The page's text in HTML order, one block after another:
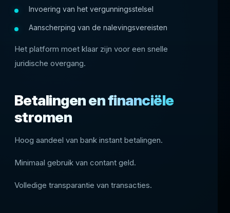
Invoering van het vergunningsstelsel
Aanscherping van de nalevingsvereisten
Het platform moet klaar zijn voor een snelle
juridische overgang.
Betalingen en financiële
stromen
Hoog aandeel van bank instant betalingen.
Minimaal gebruik van contant geld.
Volledige transparantie van transacties.